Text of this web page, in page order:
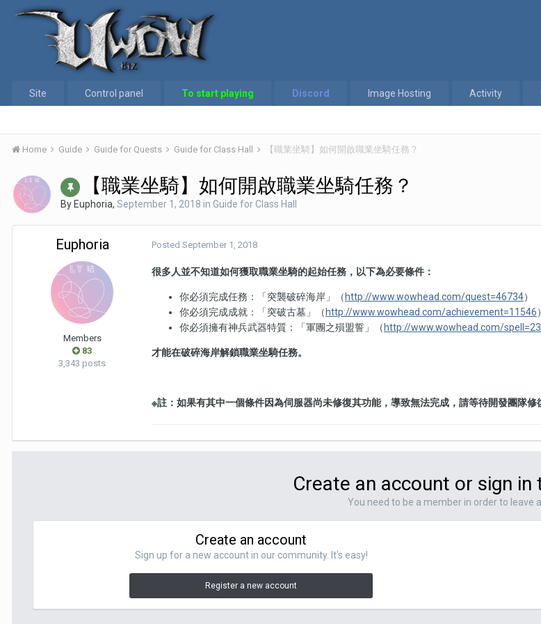
Site Control panel To start playing Discord Image Hosting Activity
Home Guide Guide for Quests Guide for Class Hall 【職業坐騎】如何開啟職業坐騎任務？
【職業坐騎】如何開啟職業坐騎任務？
By Euphoria, September 1, 2018 in Guide for Class Hall
Euphoria
Members
83
3,343 posts
Posted September 1, 2018
很多人並不知道如何獲取職業坐騎的起始任務，以下為必要條件：
你必須完成任務：「突襲破碎海岸」（ http://www.wowhead.com/quest=46734）
你必須完成成就：「突破古墓」（ http://www.wowhead.com/achievement=11546）
你必須擁有神兵武器特質：「軍團之殞盟誓」（ http://www.wowhead.com/
才能在破碎海岸解鎖職業坐騎任務。
※註：如果有其中一個條件因為伺服器尚未修復其功能，導致無法完成，請等待開發團隊修
Create an account or sign
You need to be a member in order to leave
Create an account
Sign up for a new account in our community. It's easy!
Register a new account